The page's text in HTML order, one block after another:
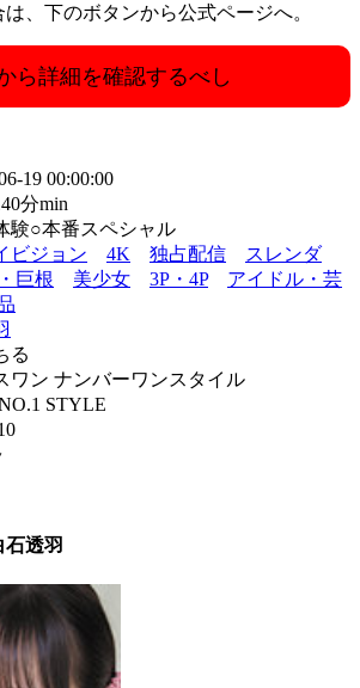
、下のボタンから公式ページへ。
ら詳細を確認するべし
19 00:00:00
分min
験○本番スペシャル
ビジョン 4K 独占配信
スレンダ
巨根 美少女 3P・4P
アイドル・芸
る
ワン ナンバーワンスタイル
STYLE
石透羽